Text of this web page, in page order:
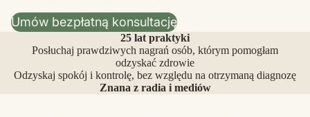
Umów bezpłatną konsultację
25 lat praktyki
Posłuchaj prawdziwych nagrań osób, którym pomogłam
odzyskać zdrowie
Odzyskaj spokój i kontrolę, bez względu na otrzymaną diagnozę
Znana z radia i mediów